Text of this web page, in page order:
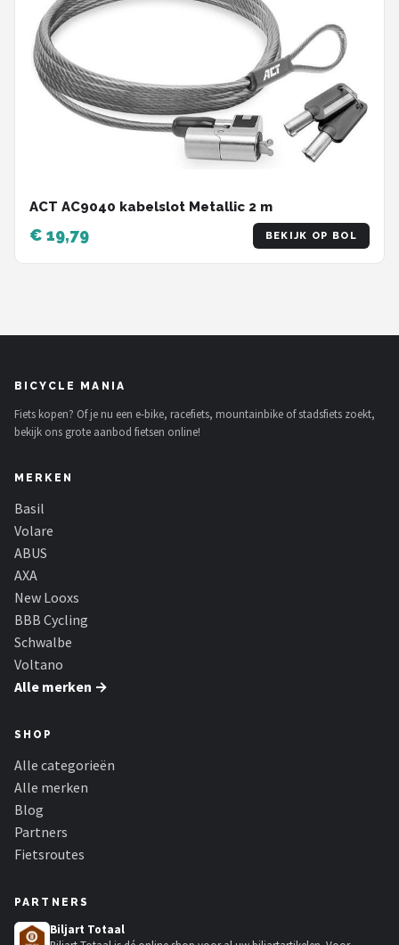
ACT AC9040 kabelslot Metallic 2 m
€ 19,79 BEKIJK OP BOL
BICYCLE MANIA
Fiets kopen? Of je nu een e-bike, racefiets, mountainbike of stadsfiets zoekt,
bekijk ons grote aanbod fietsen online!
MERKEN
Basil
Volare
ABUS
AXA
New Looxs
BBB Cycling
Schwalbe
Voltano
Alle merken →
SHOP
Alle categorieën
Alle merken
Blog
Partners
Fietsroutes
PARTNERS
Biljart Totaal